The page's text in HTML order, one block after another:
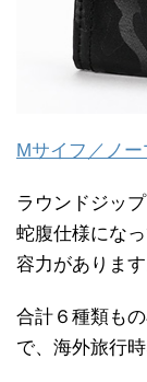
Mサイフ／ノー
ラウンドジッ
蛇腹仕様にな
容力があります
合計６種類も
で、海外旅行